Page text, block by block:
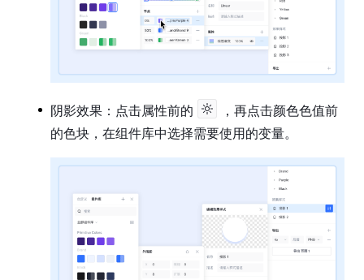
阴影效果：点击属性前的
，再点击颜色色值前
的色块，在组件库中选择需要使用的变量。